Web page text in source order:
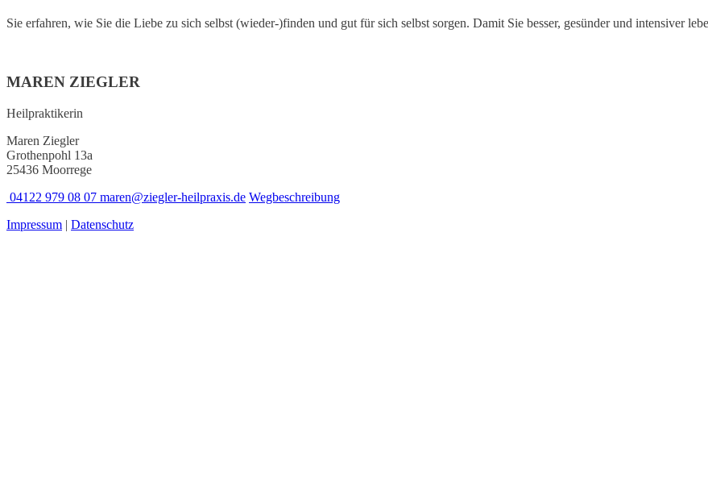
Sie erfahren, wie Sie die Liebe zu sich selbst (wieder-)finden und gut für sich selbst sorgen. Damit Sie besser, gesünder und intensiver
MAREN ZIEGLER
Heilpraktikerin
Maren Ziegler
Grothenpohl 13a
25436 Moorrege
04122 979 08 07 maren@ziegler-heilpraxis.de Wegbeschreibung
Impressum | Datenschutz